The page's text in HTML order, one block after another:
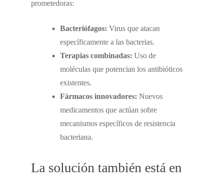
prometedoras:
Bacteriófagos: Virus que atacan
específicamente a las bacterias.
Terapias combinadas: Uso de
moléculas que potencian los antibióticos
existentes.
Fármacos innovadores: Nuevos
medicamentos que actúan sobre
mecanismos específicos de resistencia
bacteriana.
La solución también está en